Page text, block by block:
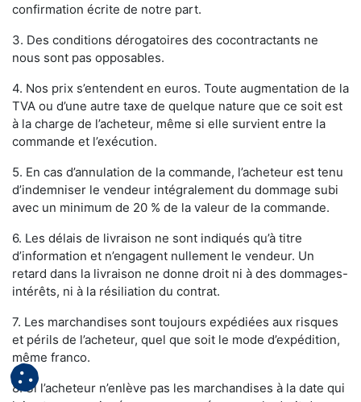
confirmation écrite de notre part.
3. Des conditions dérogatoires des cocontractants ne
nous sont pas opposables.
4. Nos prix s’entendent en euros. Toute augmentation de la
TVA ou d’une autre taxe de quelque nature que ce soit est
à la charge de l’acheteur, même si elle survient entre la
commande et l’exécution.
5. En cas d’annulation de la commande, l’acheteur est tenu
d’indemniser le vendeur intégralement du dommage subi
avec un minimum de 20 % de la valeur de la commande.
6. Les délais de livraison ne sont indiqués qu’à titre
d’information et n’engagent nullement le vendeur. Un
retard dans la livraison ne donne droit ni à des dommages-
intérêts, ni à la résiliation du contrat.
7. Les marchandises sont toujours expédiées aux risques
et périls de l’acheteur, quel que soit le mode d’expédition,
même franco.
8. Si l’acheteur n’enlève pas les marchandises à la date qui